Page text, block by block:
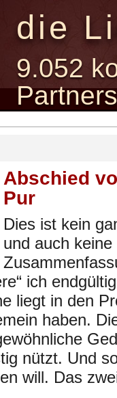
die
9.052
Abschied
Pur
Dies ist kein
und auch
ich
liegt in den
haben.
nützt. Und
will. Das